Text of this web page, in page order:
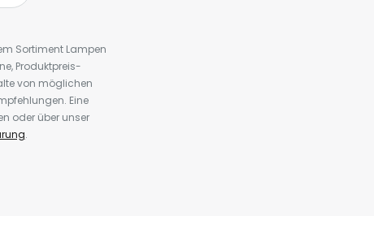
Sortiment Lampen
Produktpreis-
von möglichen
Eine
oder über unser
.